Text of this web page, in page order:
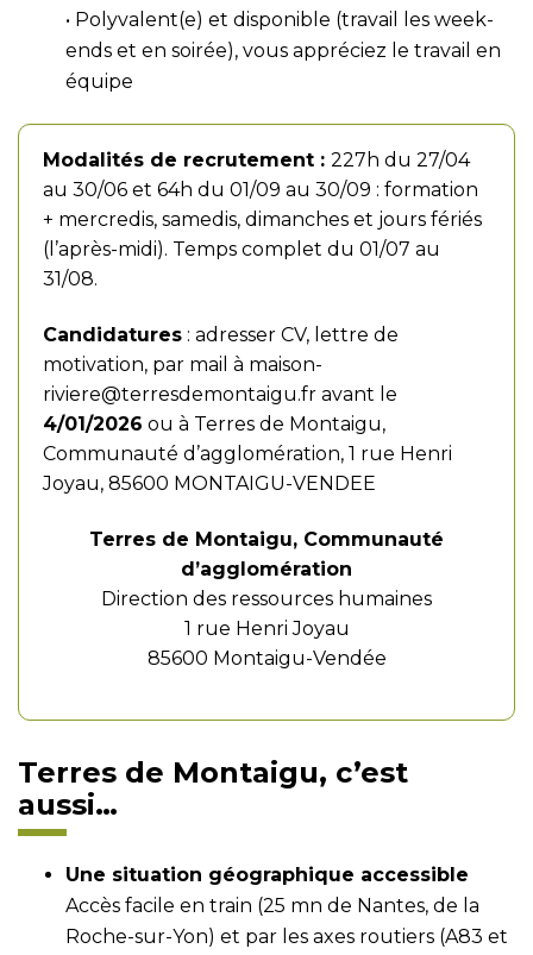
• Polyvalent(e) et disponible (travail les week-
ends et en soirée), vous appréciez le travail en
équipe
Modalités de recrutement : 227h du 27/04
au 30/06 et 64h du 01/09 au 30/09 : formation
+ mercredis, samedis, dimanches et jours fériés
(l’après-midi). Temps complet du 01/07 au
31/08.
Candidatures : adresser CV, lettre de
motivation, par mail à maison-
riviere@terresdemontaigu.fr avant le
4/01/2026 ou à Terres de Montaigu,
Communauté d’agglomération, 1 rue Henri
Joyau, 85600 MONTAIGU-VENDEE
Terres de Montaigu, Communauté
d’agglomération
Direction des ressources humaines
1 rue Henri Joyau
85600 Montaigu-Vendée
Terres de Montaigu, c’est
aussi…
Une situation géographique accessible
Accès facile en train (25 mn de Nantes, de la
Roche-sur-Yon) et par les axes routiers (A83 et